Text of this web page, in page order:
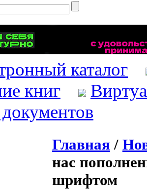
каталог
книг
документов
Главная /
нас
шрифтом